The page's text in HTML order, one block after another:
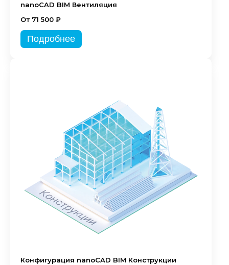
nanoCAD BIM Вентиляция
От 71 500 ₽
Подробнее
Конфигурация nanoCAD BIM Конструкции